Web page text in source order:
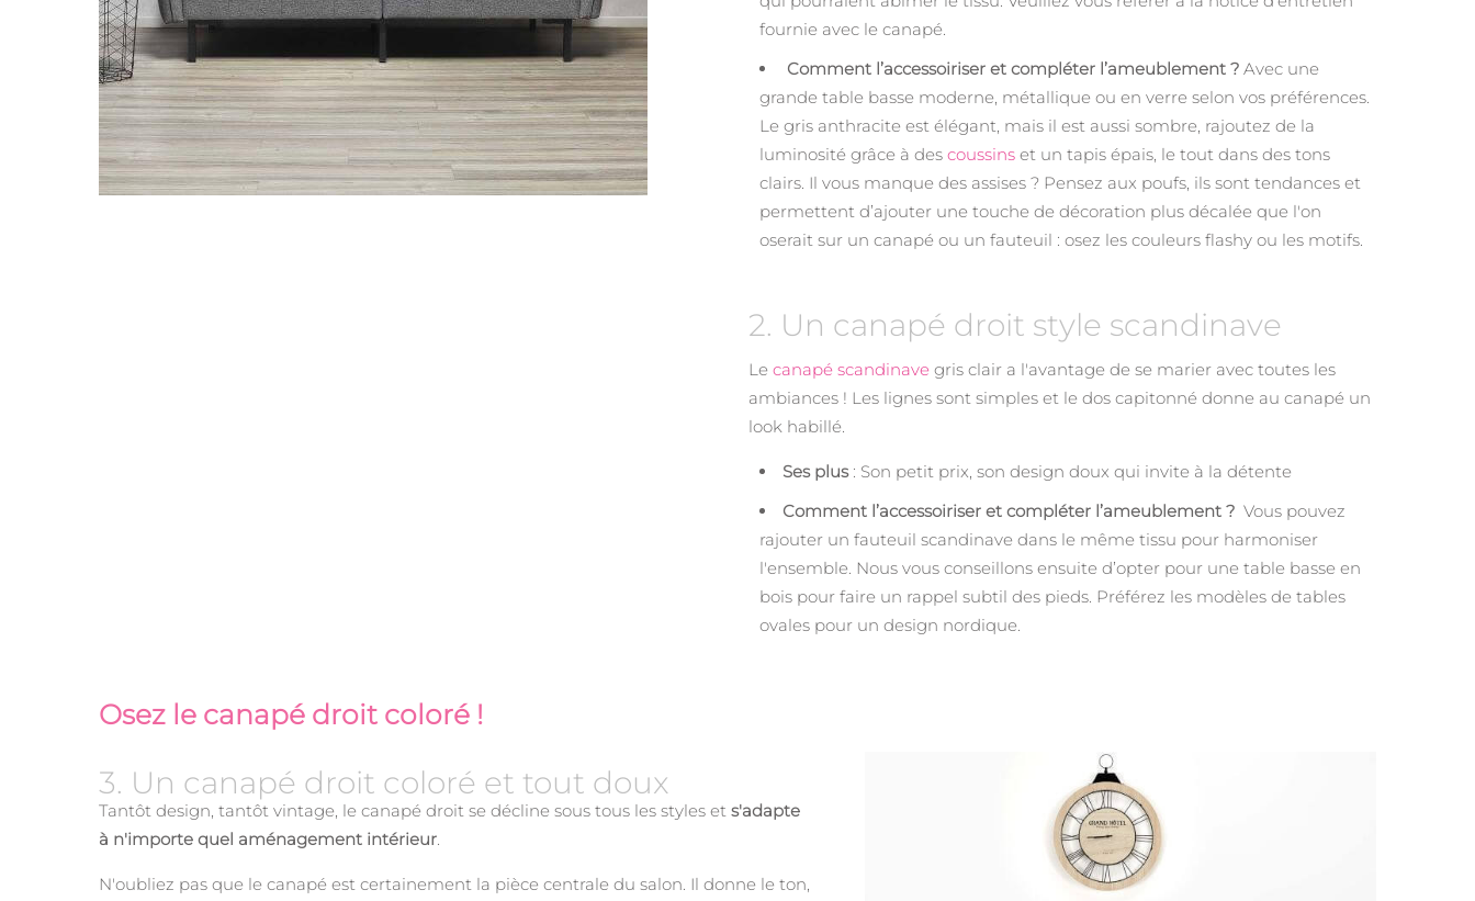
fournie avec le canapé.
Comment l’accessoiriser et compléter l’ameublement ? Avec une
grande table basse moderne, métallique ou en verre selon vos préférences.
Le gris anthracite est élégant, mais il est aussi sombre, rajoutez de la
luminosité grâce à des coussins et un tapis épais, le tout dans des tons
clairs. Il vous manque des assises ? Pensez aux poufs, ils sont tendances et
permettent d’ajouter une touche de décoration plus décalée que l'on
oserait sur un canapé ou un fauteuil : osez les couleurs flashy ou les motifs.
2. Un canapé droit style scandinave
Le canapé scandinave gris clair a l'avantage de se marier avec toutes les
ambiances ! Les lignes sont simples et le dos capitonné donne au canapé un
look habillé.
Ses plus: Son petit prix, son design doux qui invite à la détente
Comment l’accessoiriser et compléter l’ameublement ? Vous pouvez
rajouter un fauteuil scandinave dans le même tissu pour harmoniser
l'ensemble. Nous vous conseillons ensuite d’opter pour une table basse en
bois pour faire un rappel subtil des pieds. Préférez les modèles de tables
ovales pour un design nordique.
Osez le canapé droit coloré !
3. Un canapé droit coloré et tout doux
Tantôt design, tantôt vintage, le canapé droit se décline sous tous les styles et s'adapte
à n'importe quel aménagement intérieur.
N'oubliez pas que le canapé est certainement la pièce centrale du salon. Il donne le ton,